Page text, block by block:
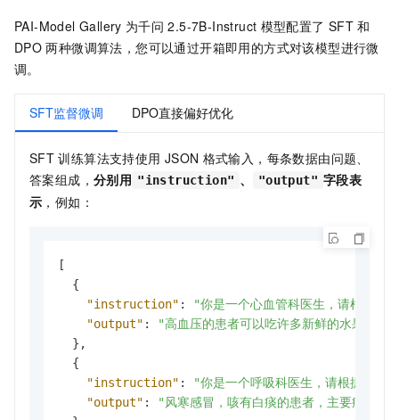
PAI-Model Gallery 为千问 2.5-7B-Instruct 模型配置了 SFT 和
DPO 两种微调算法，您可以通过开箱即用的方式对该模型进行微
调。
SFT监督微调 DPO直接偏好优化
SFT 训练算法支持使用 JSON 格式输入，每条数据由问题、
答案组成， 分别用 "instruction" 、 "output" 字段表
示 ，例如：
[
{
"instruction" :
"你是一个心血管科医生，请根据患
"output" :
"高血压的患者可以吃许多新鲜的水果蔬菜
} ,
{
"instruction" :
"你是一个呼吸科医生，请根据患者
"output" :
"风寒感冒，咳有白痰的患者，主要症咳嗽